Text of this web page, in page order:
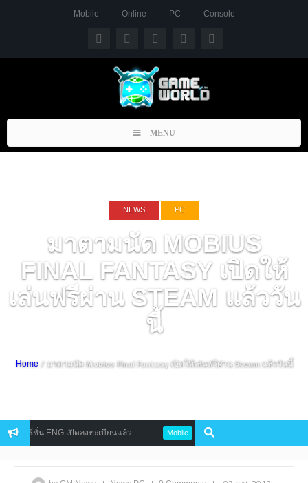
Mobile Online PC Console
Toggle
navigation
MENU
NEWS PC
มาตามนัด MOBIUS
FINAL FANTASY เปิดให้
เล่นฟรีผ่าน STEAM แล้ววัน
นี้
Home/ มาตามนัด Mobius Final Fantasy เปิดให้เล่นฟรีผ่าน Steam แล้ววันนี้
อร์ชั่น ENG เปิดลงทะเบียนแล้ว Mobile Chain Chronicle 3 สงครามบทใหม่